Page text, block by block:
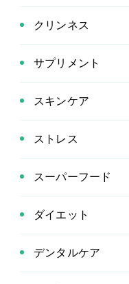
クリンネス
サプリメント
スキンケア
ストレス
スーパーフード
ダイエット
デンタルケア